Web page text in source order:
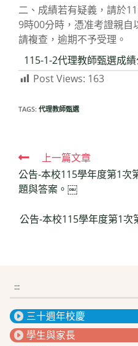
二、成績若有疑義，請於
9時00分時，憑准考證親自
請複查，逾期不予受理。
115-1-2代理教師甄選成
Post Views: 163
TAGS: 代理教師甄選
Read
more
articles
上一篇文章
公告-本校115學年度第1次
題與答案。￼
公告-本校115學年度第1
:::
三十週年校慶
學生與家長